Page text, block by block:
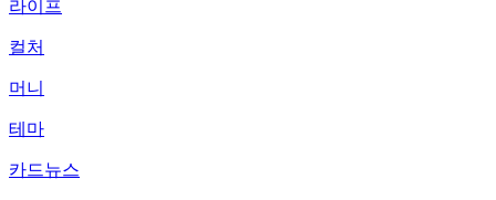
라이프
컬처
머니
테마
카드뉴스